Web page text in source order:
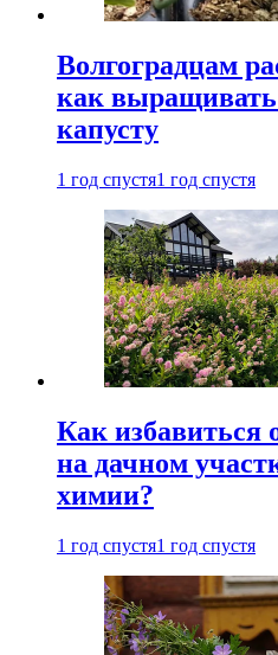
Волгоградцам
как
капусту
1 год спустя1 год спустя
Как избавиться
на дачном
химии?
1 год спустя1 год спустя